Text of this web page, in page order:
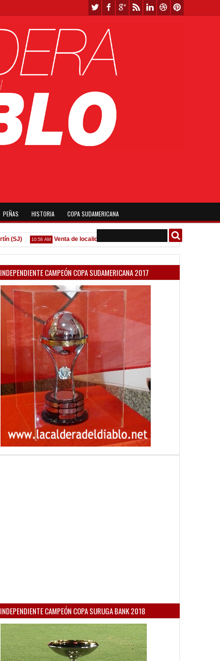
PEÑAS HISTORIA COPA SUDAMERICANA
10:58 AM Venta de localidades ante Platense Godoy desgarrado
INDEPENDIENTE CAMPEÓN COPA SUDAMERICANA 2017
INDEPENDIENTE CAMPEÓN COPA SURUGA BANK 2018